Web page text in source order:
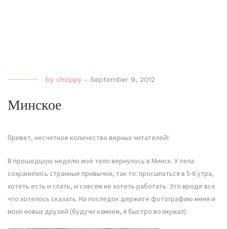
by choppy - September 9, 2012
Минское
Привет, несчетное количество верных читателей!
В прошедшую неделю моё тело вернулось в Минск. У тела
сохранились странные привычки, так то: просыпаться в 5-6 утра,
хотеть есть и спать, и совсем не хотеть работать. Это вроде все
что хотелось сказать. На последок держите фотографию меня и
моих новых друзей (будучи камнем, я быстро возмужал):